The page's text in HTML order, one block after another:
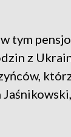
tym
z